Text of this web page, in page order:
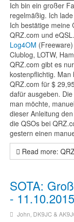
Ich bin ein großer
regelmäßig. Ich
Ich bestätige meine
QRZ.com und
Log4OM
Clublog, LOTW,
QRZ.com gibt es
kostenpflichtig. Man
QRZ.com für $
dafür ausgeben.
man möchte,
dieser Anleitung
die QSOs bei
gestern einen
Read more:
SOTA:
- 11.10.2015
John, DK9JC &